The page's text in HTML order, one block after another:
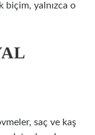
biçim, yalnızca o
saç ve kaş